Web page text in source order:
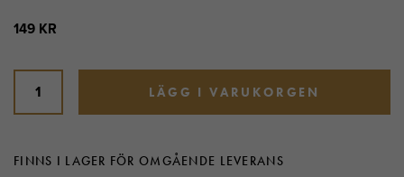
149 KR
LÄGG I VARUKORGEN
FINNS I LAGER FÖR OMGÅENDE LEVERANS